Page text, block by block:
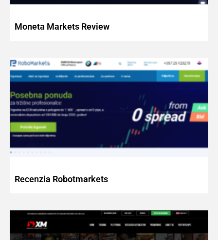
Moneta Markets Review
Recenzia Robotmarkets